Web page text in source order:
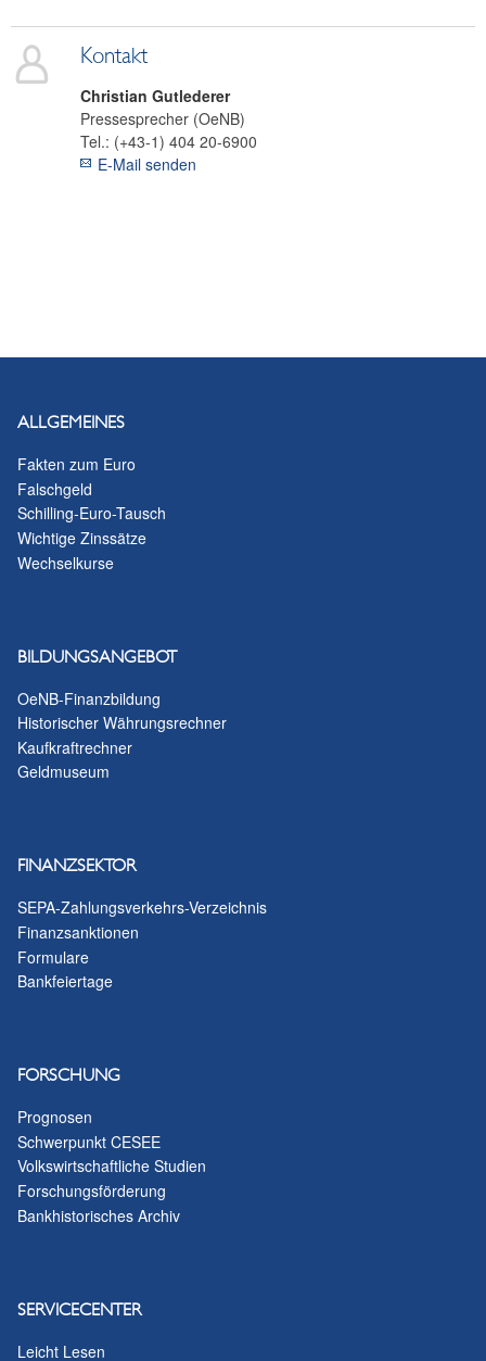
Kontakt
Christian Gutlederer
Pressesprecher (OeNB)
Tel.: (+43-1) 404 20-6900
E-Mail senden
ALLGEMEINES
Fakten zum Euro
Falschgeld
Schilling-Euro-Tausch
Wichtige Zinssätze
Wechselkurse
BILDUNGSANGEBOT
OeNB-Finanzbildung
Historischer Währungsrechner
Kaufkraftrechner
Geldmuseum
FINANZSEKTOR
SEPA-Zahlungsverkehrs-Verzeichnis
Finanzsanktionen
Formulare
Bankfeiertage
FORSCHUNG
Prognosen
Schwerpunkt CESEE
Volkswirtschaftliche Studien
Forschungsförderung
Bankhistorisches Archiv
SERVICECENTER
Leicht Lesen